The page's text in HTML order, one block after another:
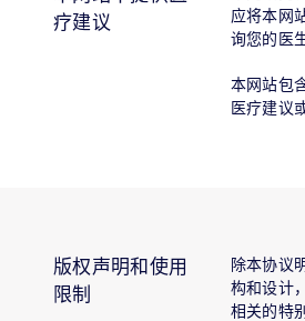
疗建议
应将本网
询您的医
本网站包
医疗建议
版权声明和使用
限制
除本协议
构和设计
相关的特